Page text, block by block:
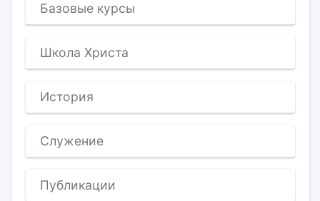
Базовые курсы
Школа Христа
История
Служение
Публикации